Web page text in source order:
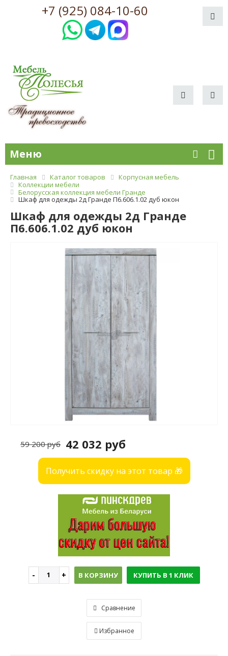
+7 (925) 084-10-60
Меню
Главная Каталог товаров
Корпусная мебель
Коллекции мебели
Белорусская коллекция мебели Гранде
Шкаф для одежды 2д Гранде П6.606.1.02 дуб юкон
Шкаф для одежды 2д Гранде
П6.606.1.02 дуб юкон
42 032 руб
59 200 руб
Получить скидку на этот товар 🎁
В КОРЗИНУ КУПИТЬ В 1 КЛИК
Сравнение
Избранное